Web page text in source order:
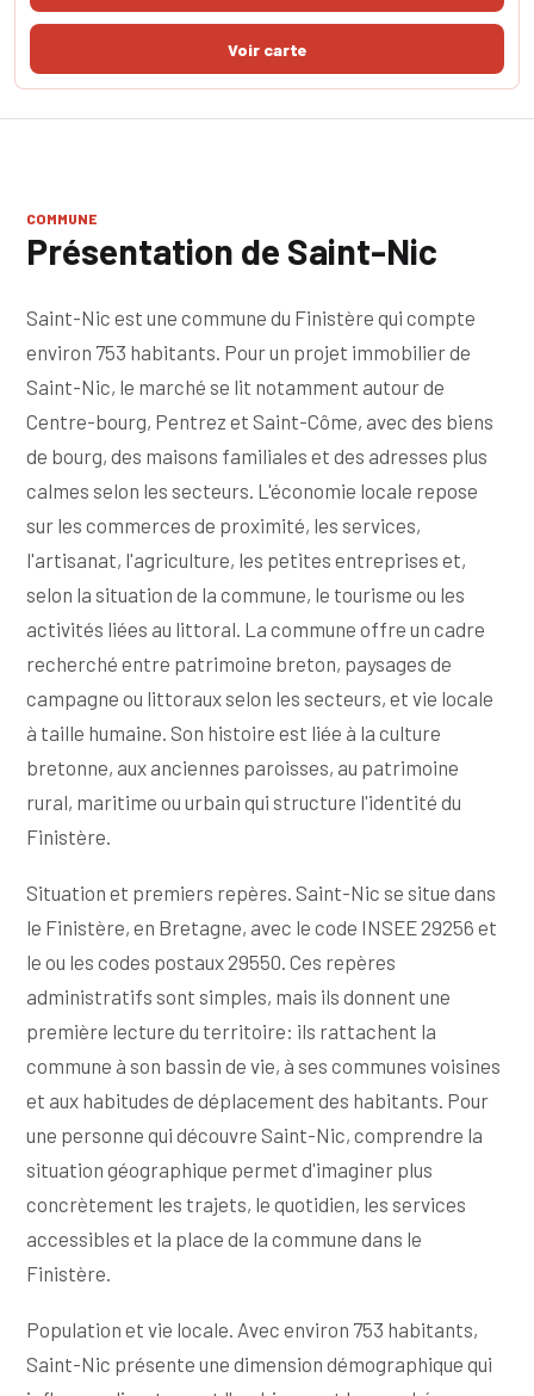
COMMUNE
Présentation de Saint-Nic
Saint-Nic est une commune du Finistère qui compte
environ 753 habitants. Pour un projet immobilier de
Saint-Nic, le marché se lit notamment autour de
Centre-bourg, Pentrez et Saint-Côme, avec des biens
de bourg, des maisons familiales et des adresses plus
calmes selon les secteurs. L'économie locale repose
sur les commerces de proximité, les services,
l'artisanat, l'agriculture, les petites entreprises et,
selon la situation de la commune, le tourisme ou les
activités liées au littoral. La commune offre un cadre
recherché entre patrimoine breton, paysages de
campagne ou littoraux selon les secteurs, et vie locale
à taille humaine. Son histoire est liée à la culture
bretonne, aux anciennes paroisses, au patrimoine
rural, maritime ou urbain qui structure l'identité du
Finistère.
Situation et premiers repères. Saint-Nic se situe dans
le Finistère, en Bretagne, avec le code INSEE 29256 et
le ou les codes postaux 29550. Ces repères
administratifs sont simples, mais ils donnent une
première lecture du territoire: ils rattachent la
commune à son bassin de vie, à ses communes voisines
et aux habitudes de déplacement des habitants. Pour
une personne qui découvre Saint-Nic, comprendre la
situation géographique permet d'imaginer plus
concrètement les trajets, le quotidien, les services
accessibles et la place de la commune dans le
Finistère.
Population et vie locale. Avec environ 753 habitants,
Saint-Nic présente une dimension démographique qui